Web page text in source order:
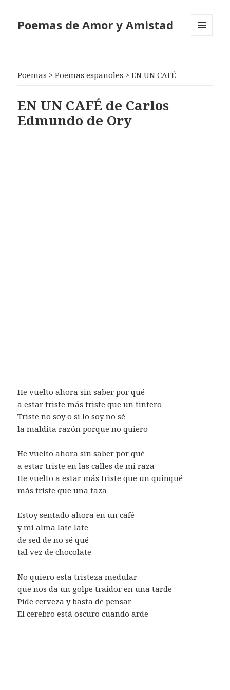
Poemas de Amor y Amistad
Poemas >Poemas españoles >EN UN CAFÉ
EN UN CAFÉ de Carlos
Edmundo de Ory
He vuelto ahora sin saber por qué
a estar triste más triste que un tintero
Triste no soy o si lo soy no sé
la maldita razón porque no quiero
He vuelto ahora sin saber por qué
a estar triste en las calles de mi raza
He vuelto a estar más triste que un quinqué
más triste que una taza
Estoy sentado ahora en un café
y mi alma late late
de sed de no sé qué
tal vez de chocolate
No quiero esta tristeza medular
que nos da un golpe traidor en una tarde
Pide cerveza y basta de pensar
El cerebro está oscuro cuando arde